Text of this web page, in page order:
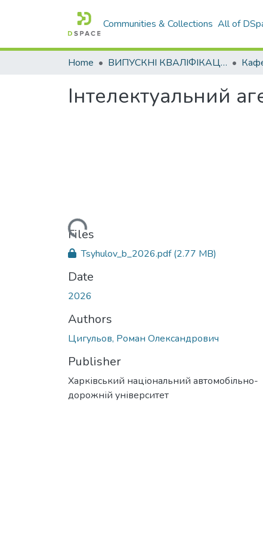
Communities & Collections All of
Home ВИПУСКНІ КВАЛІФІКАЦІЙНІ РОБОТИ
Інтелектуальний
Loading...
Files
Tsyhulov_b_2026.pdf(2.77 MB)
Date
2026
Authors
Цигульов, Роман Олександрович
Publisher
Харківський національний автомобільно-
дорожній університет